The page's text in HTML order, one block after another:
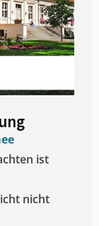
ist
nicht